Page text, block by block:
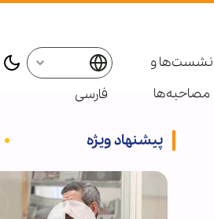
نشست‌ها و
مصاحبه‌ها
فارسی
پیشنهاد ویژه